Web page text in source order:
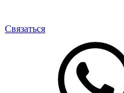
Связаться